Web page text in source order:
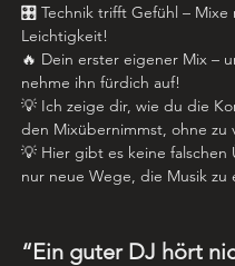
🎛 Technik trifft Gefühl – Mixe
Leichtigkeit!
🔥 Dein erster eigener Mix –
nehme ihn fürdich auf!
💡 Ich zeige dir, wie du die
den Mixübernimmst, ohne zu
💡 Hier gibt es keine falschen
nur neue Wege, die Musik zu
“Ein guter DJ hört